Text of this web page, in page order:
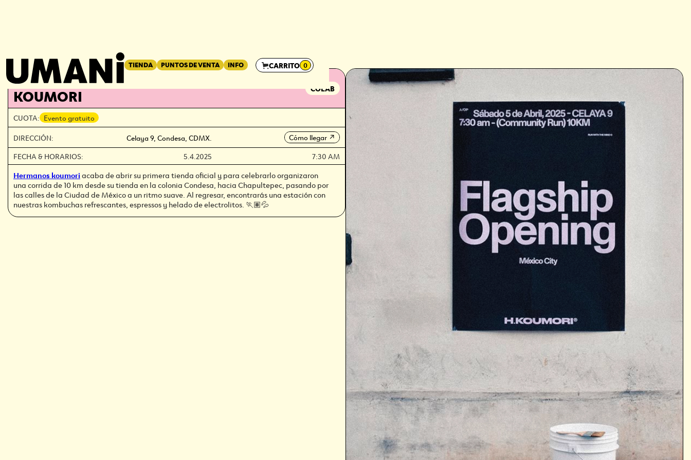
TIENDA PUNTOS DE VENTA INFO CARRITO 0
FLAGSHIP OPENING RUN: HERMANOS
KOUMORI COLAB
CUOTA: Evento gratuito
DIRECCIÓN:
Celaya 9, Condesa, CDMX. Cómo llegar ↗
FECHA & HORARIOS: 5.4.2025 7:30 AM
Hermanos koumoriacaba de abrir su primera tienda oficial y para celebrarlo organizaron
una corrida de 10 km desde su tienda en la colonia Condesa, hacia Chapultepec, pasando por
las calles de la Ciudad de México a un ritmo suave. Al regresar, encontrarás una estación con
nuestras kombuchas refrescantes, espressos y helado de electrolitos. 🏃🏽💦